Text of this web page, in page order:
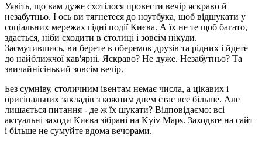
Уявіть, що вам дуже схотілося провести вечір яскраво й
незабутньо. І ось ви тягнетеся до ноутбука, щоб відшукати у
соціальних мережах гідні події Києва. А їх не те щоб багато,
здається, ніби сходити в столиці і зовсім нікуди.
Засмутившись, ви берете в оберемок друзів та рідних і йдете
до найближчої кав'ярні. Яскраво? Не дуже. Незабутньо? Та
звичайнісінький зовсім вечір.
Без сумніву, столичним івентам немає числа, а цікавих і
оригінальних закладів з кожним днем ​​стає все більше. Але
лишається питання - де ж їх шукати? Відповідаємо: всі
актуальні заходи Києва зібрані на Kyiv Maps. Заходьте на сайт
і більше не сумуйте вдома вечорами.